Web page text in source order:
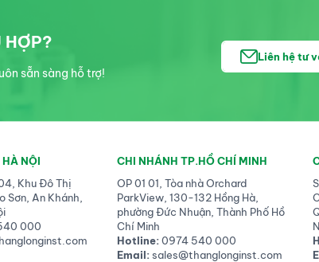
thích loại amphetamine và
dược phẩm không kê đơn.
liên quan đến ma túy, dẫn
do quá liều.
HỢP?
sẵn sàng hỗ trợ!
Liên hệ tư
HÀ NỘI
Khu Đô Thị
Sơn, An Khánh,
000
CHI NHÁNH TP.HỒ CHÍ MINH
OP 01 01, Tòa nhà Orchard
ParkView, 130-132 Hồng Hà,
phường Đức Nhuận, Thành Phố Hồ
Chí Minh
Hotline:0974 540 000
Email:sales@thanglonginst.com